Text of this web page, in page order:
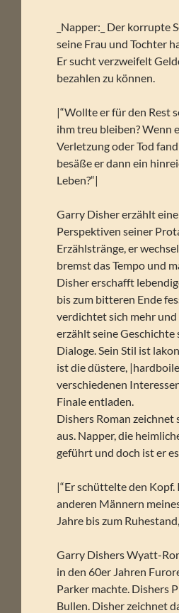
_Napper:_ Der korrupte
seine Frau und Tochter
Er sucht verzweifelt
bezahlen zu können.
|“Wollte er für den Rest
ihm treu bleiben? Wenn
Verletzung oder Tod
besäße er dann ein
Leben?“|
Garry Disher erzählt
Perspektiven seiner
Erzählstränge, er
bremst das Tempo und
Disher erschafft
bis zum bitteren Ende
verdichtet sich mehr
erzählt seine
Dialoge. Sein Stil ist
ist die düstere,
verschiedenen
Finale entladen.
Dishers Roman
aus. Napper, die
geführt und doch ist er
|“Er schüttelte den
anderen Männern
Jahre bis zum
Garry Dishers Wyatt-
in den 60er Jahren
Parker machte. Dishers
Bullen. Disher zeichnet